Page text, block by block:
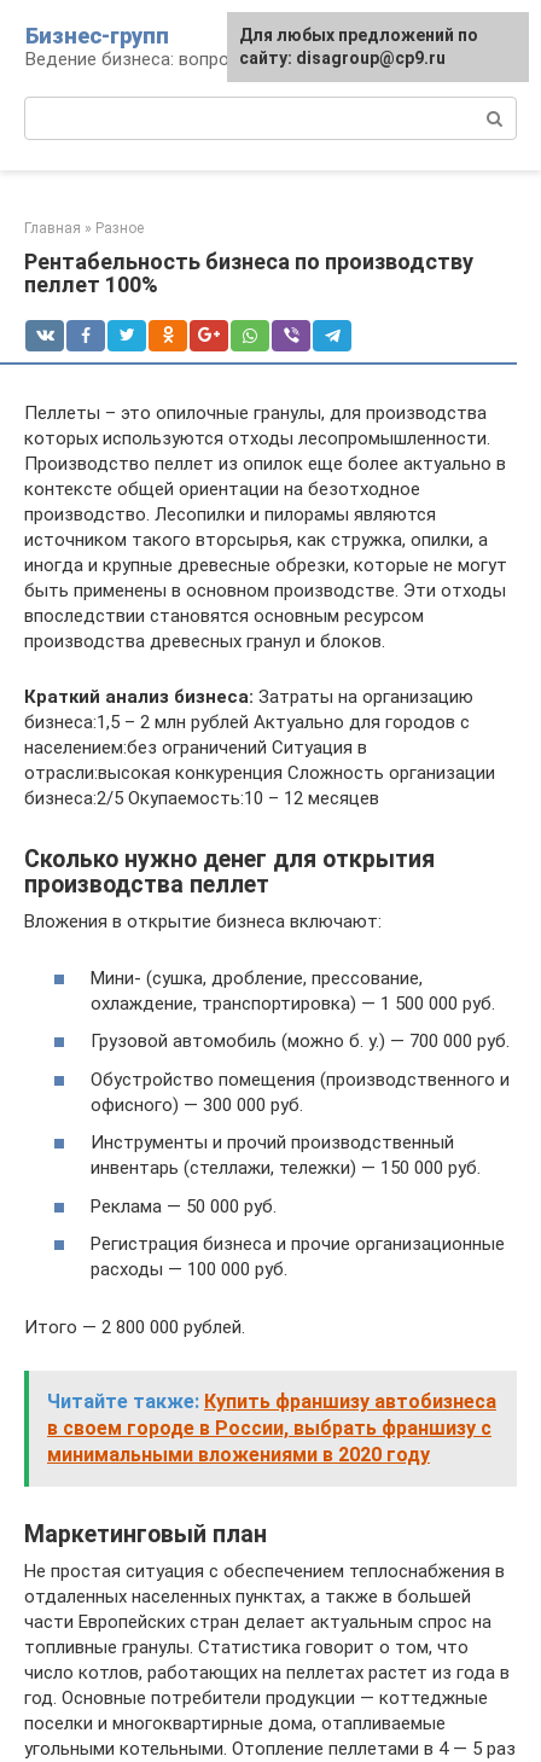
контенту
Бизнес-групп
Ведение бизнеса: вопросы, советы, проблемы
Главная » Разное
Рентабельность бизнеса по производству
пеллет 100%
Пеллеты – это опилочные гранулы, для производства
которых используются отходы лесопромышленности.
Производство пеллет из опилок еще более актуально в
контексте общей ориентации на безотходное
производство. Лесопилки и пилорамы являются
источником такого вторсырья, как стружка, опилки, а
иногда и крупные древесные обрезки, которые не могут
быть применены в основном производстве. Эти отходы
впоследствии становятся основным ресурсом
производства древесных гранул и блоков.
Краткий анализ бизнеса: Затраты на организацию
бизнеса:1,5 – 2 млн рублей Актуально для городов с
населением:без ограничений Ситуация в
отрасли:высокая конкуренция Сложность организации
бизнеса:2/5 Окупаемость:10 – 12 месяцев
Сколько нужно денег для открытия
производства пеллет
Вложения в открытие бизнеса включают:
Мини- (сушка, дробление, прессование,
охлаждение, транспортировка) — 1 500 000 руб.
Грузовой автомобиль (можно б. у.) — 700 000 руб.
Обустройство помещения (производственного и
офисного) — 300 000 руб.
Инструменты и прочий производственный
инвентарь (стеллажи, тележки) — 150 000 руб.
Реклама — 50 000 руб.
Регистрация бизнеса и прочие организационные
расходы — 100 000 руб.
Итого — 2 800 000 рублей.
Читайте также: Купить франшизу автобизнеса
в своем городе в России, выбрать франшизу с
минимальными вложениями в 2020 году
Маркетинговый план
Не простая ситуация с обеспечением теплоснабжения в
отдаленных населенных пунктах, а также в большей
части Европейских стран делает актуальным спрос на
топливные гранулы. Статистика говорит о том, что
число котлов, работающих на пеллетах растет из года в
год. Основные потребители продукции — коттеджные
поселки и многоквартирные дома, отапливаемые
угольными котельными. Отопление пеллетами в 4 — 5 раз
Для любых предложений по
сайту: disagroup@cp9.ru